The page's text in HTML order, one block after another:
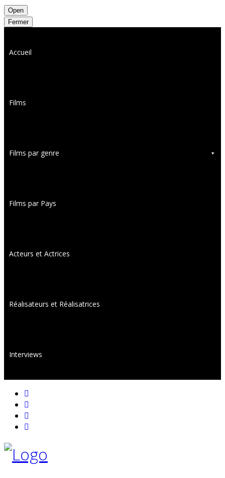
Open
Fermer
Accueil
Films
Films par genre
Films par Pays
Acteurs et Actrices
Réalisateurs et Réalisatrices
Interviews